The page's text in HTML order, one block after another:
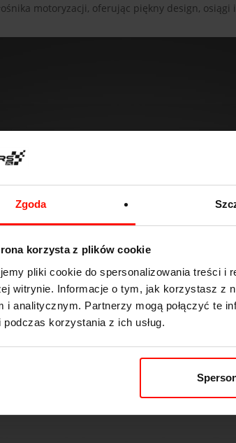
Zgoda
korzysta z plików cookie
pliki cookie do spersonalizowania treści i
witrynie. Informacje o tym, jak korzystasz z
i analitycznym. Partnerzy mogą połączyć te
korzystania z ich usług.
motoryzacji, oferując piękny design, osiągi